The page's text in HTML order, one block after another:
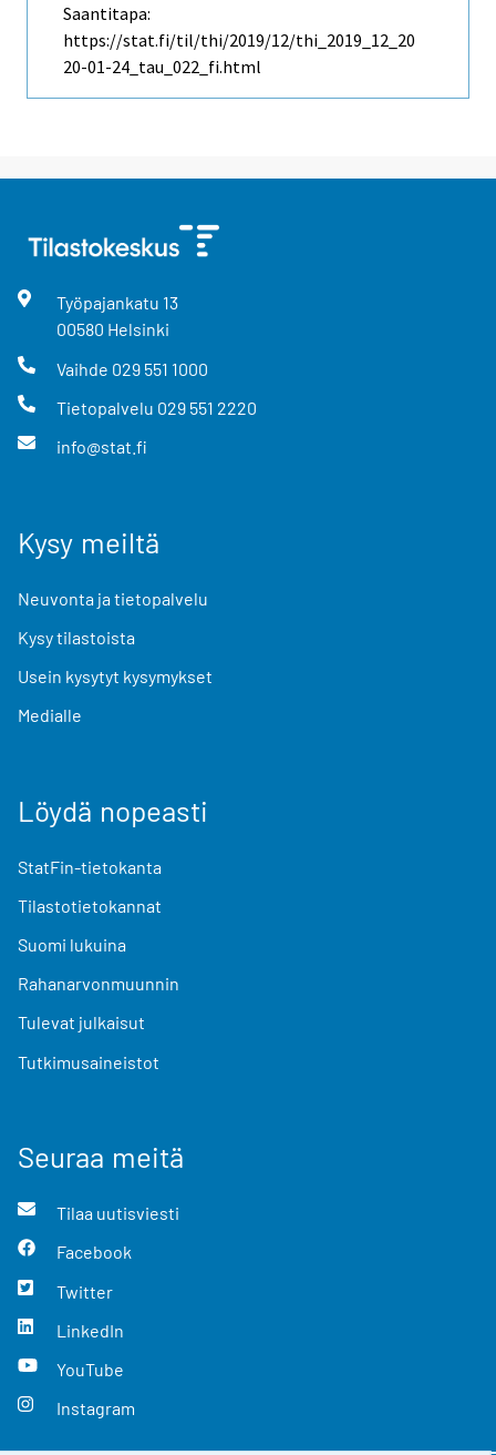
Saantitapa:
https://stat.fi/til/thi/2019/12/thi_2019_12_20
20-01-24_tau_022_fi.html
Työpajankatu 13
00580 Helsinki
Vaihde 029 551 1000
Tietopalvelu 029 551 2220
info@stat.fi
Kysy meiltä
Neuvonta ja tietopalvelu
Kysy tilastoista
Usein kysytyt kysymykset
Medialle
Löydä nopeasti
StatFin-tietokanta
Tilastotietokannat
Suomi lukuina
Rahanarvonmuunnin
Tulevat julkaisut
Tutkimusaineistot
Seuraa meitä
Tilaa uutisviesti
Facebook
Twitter
LinkedIn
YouTube
Instagram